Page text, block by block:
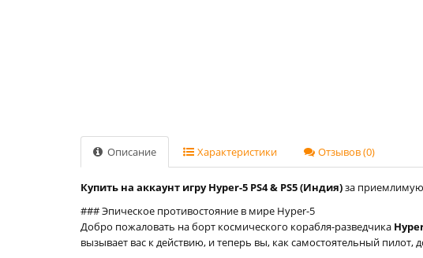
Описание Характеристики Отзывов (0)
Купить на аккаунт игру Hyper-5 PS4 & PS5 (Индия)за
### Эпическое противостояние в мире Hyper-5
Добро пожаловать на борт космического корабля-разведчика
вызывает вас к действию, и теперь вы, как самостоятельный пилот,